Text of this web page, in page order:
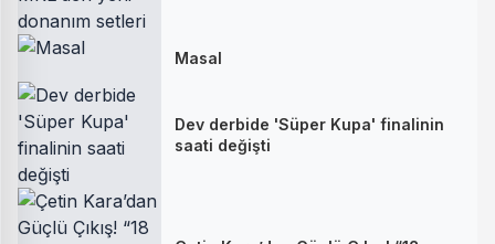
Masal
Dev derbide 'Süper Kupa' finalinin
saati değişti